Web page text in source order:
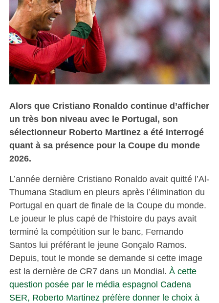
Alors que Cristiano Ronaldo continue d’afficher
un très bon niveau avec le Portugal, son
sélectionneur Roberto Martinez a été interrogé
quant à sa présence pour la Coupe du monde
2026.
L’année dernière Cristiano Ronaldo avait quitté l’Al-
Thumana Stadium en pleurs après l’élimination du
Portugal en quart de finale de la Coupe du monde.
Le joueur le plus capé de l’histoire du pays avait
terminé la compétition sur le banc, Fernando
Santos lui préférant le jeune Gonçalo Ramos.
Depuis, tout le monde se demande si cette image
est la dernière de CR7 dans un Mondial. À cette
question posée par le média espagnol Cadena
SER, Roberto Martinez préfère donner le choix à